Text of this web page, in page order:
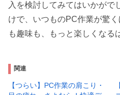
入を検討してみてはいかがで
けで、いつものPC作業が驚
も趣味も、もっと楽しくなる
関連
【つらい】PC作業の肩こり・